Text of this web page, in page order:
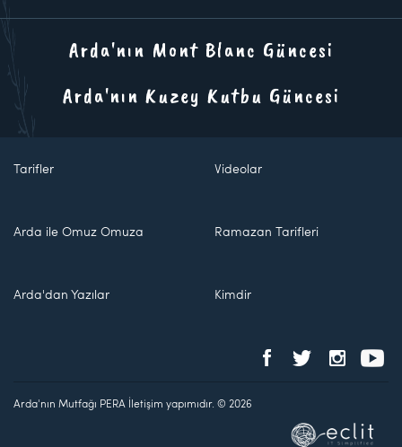
Arda'nın Mont Blanc Güncesi
Arda'nın Kuzey Kutbu Güncesi
Tarifler Videolar
Arda ile Omuz Omuza Ramazan Tarifleri
Arda'dan Yazılar Kimdir
Arda'nın Mutfağı PERA İletişim yapımıdır. © 2026